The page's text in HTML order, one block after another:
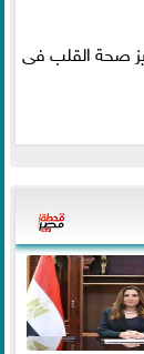
صحة القلب فى